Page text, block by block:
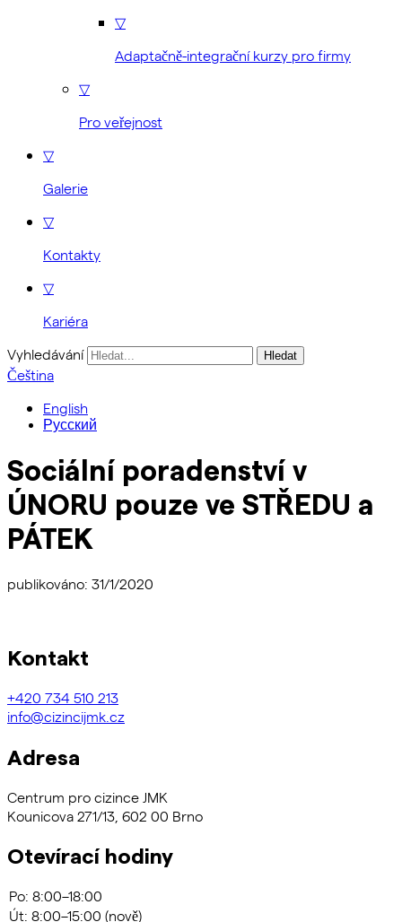
▽
Adaptačně-integrační kurzy pro firmy
▽
Pro veřejnost
▽
Galerie
▽
Kontakty
▽
Kariéra
Vyhledávání
Čeština
English
Русский
Sociální poradenství v
ÚNORU pouze ve STŘEDU a
PÁTEK
publikováno: 31/1/2020
Kontakt
+420 734 510 213
info@cizincijmk.cz
Adresa
Centrum pro cizince JMK
Kounicova 271/13, 602 00 Brno
Otevírací hodiny